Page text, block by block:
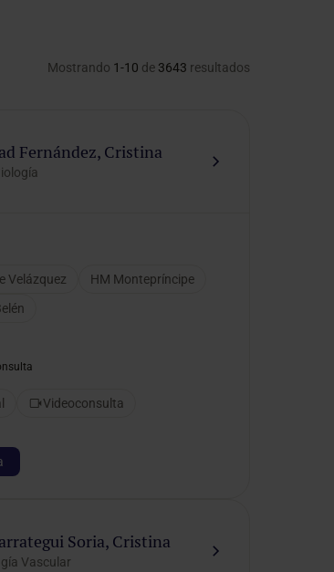
Mostrando 1-10 de 3643 resultados
Fernández, Cristina
Velázquez
HM Montepríncipe
Videoconsulta
Soria, Cristina
Vascular